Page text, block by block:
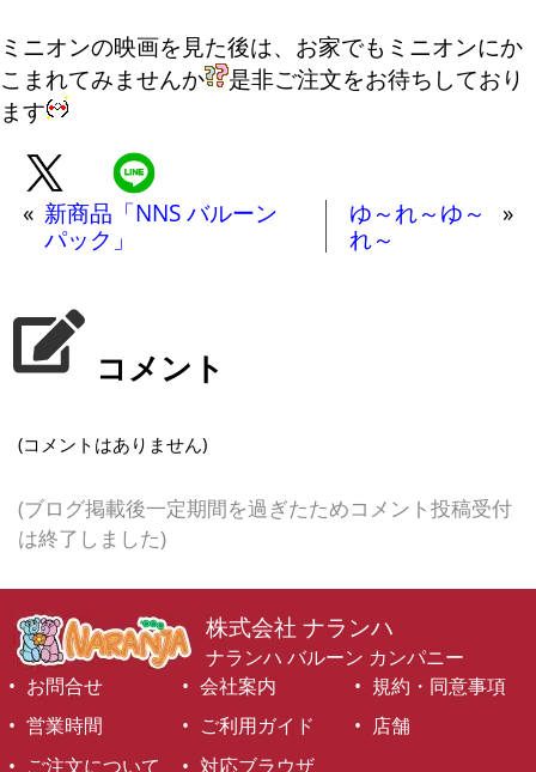
ミニオンの映画を見た後は、お家でもミニオンにか
こまれてみませんか
是非ご注文をお待ちしており
ます
« 新商品「NNS バルーン
パック」
ゆ～れ～ゆ～
れ～
»
コメント
(コメントはありません)
(ブログ掲載後一定期間を過ぎたためコメント投稿受付
は終了しました)
株式会社 ナランハ
ナランハ バルーン カンパニー
お問合せ
会社案内
規約・同意事項
営業時間
ご利用ガイド
店舗
ご注文について
対応ブラウザ